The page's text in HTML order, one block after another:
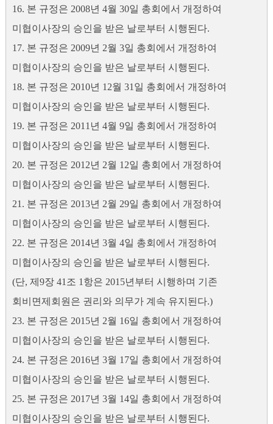
16. 본 규정은 2008년 4월 30일 총회에서 개정하여
미협이사장의 승인을 받은 날로부터 시행된다.
17. 본 규정은 2009년 2월 3일 총회에서 개정하여
미협이사장의 승인을 받은 날로부터 시행된다.
18. 본 규정은 2010년 12월 31일 총회에서 개정하여
미협이사장의 승인을 받은 날로부터 시행된다.
19. 본 규정은 2011년 4월 9일 총회에서 개정하여
미협이사장의 승인을 받은 날로부터 시행된다.
20. 본 규정은 2012년 2월 12일 총회에서 개정하여
미협이사장의 승인을 받은 날로부터 시행된다.
21. 본 규정은 2013년 2월 29일 총회에서 개정하여
미협이사장의 승인을 받은 날로부터 시행된다.
22. 본 규정은 2014년 3월 4일 총회에서 개정하여
미협이사장의 승인을 받은 날로부터 시행된다.
(단, 제9장 41조 1항은 2015년부터 시행하며 기존
회비면제회원은 권리와 의무가 계속 유지된다.)
23. 본 규정은 2015년 2월 16일 총회에서 개정하여
미협이사장의 승인을 받은 날로부터 시행된다.
24. 본 규정은 2016년 3월 17일 총회에서 개정하여
미협이사장의 승인을 받은 날로부터 시행된다.
25. 본 규정은 2017년 3월 14일 총회에서 개정하여
미협이사장의 승인을 받은 날로부터 시행된다.